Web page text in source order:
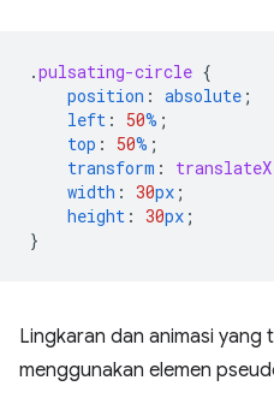
.pulsating-circle {
position : absolute ;
left : 50% ;
top : 50% ;
transform : translateX
width : 30px ;
height : 30px ;
}
Lingkaran dan animasi yang
menggunakan elemen